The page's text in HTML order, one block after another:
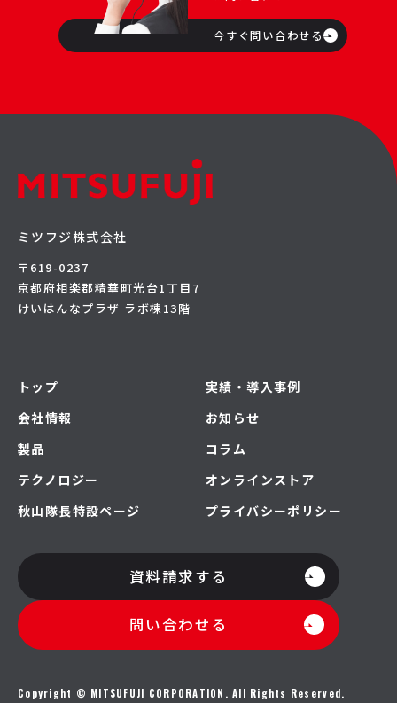
今すぐ問い合わせる
ミツフジ株式会社
〒619-0237
京都府相楽郡精華町光台1丁目7
けいはんなプラザ ラボ棟13階
トップ
会社情報
製品
テクノロジー
秋山隊長特設ページ
実績・導入事例
お知らせ
コラム
オンラインストア
プライバシーポリシー
資料請求する
問い合わせる
Copyright © MITSUFUJI CORPORATION. All Rights Reserved.